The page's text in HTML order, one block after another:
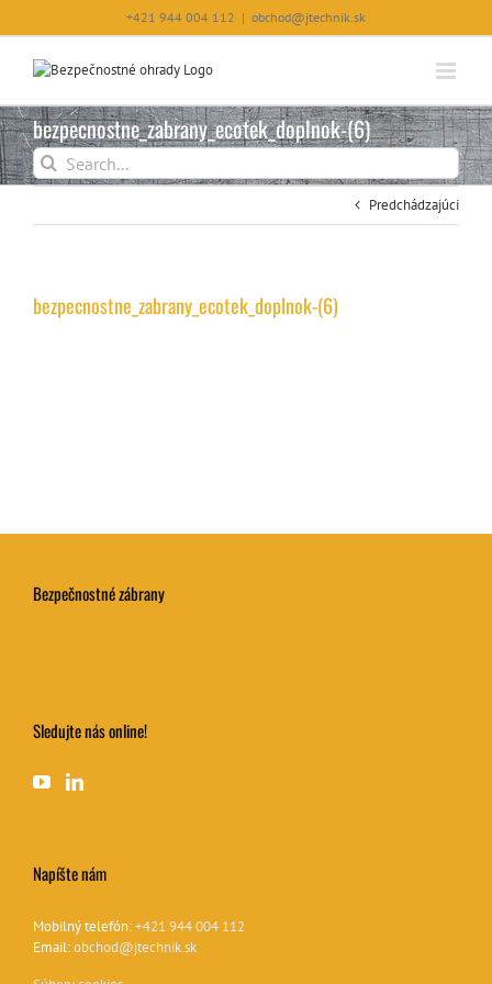
+421 944 004 112 | obchod@jtechnik.sk
bezpecnostne_zabrany_ecotek_doplnok-(6)
Výsledky
vyhľadávania
pre:
Predchádzajúci
bezpecnostne_zabrany_ecotek_doplnok-(6)
Bezpečnostné zábrany
Sledujte nás online!
Napíšte nám
Mobilný telefón:+421 944 004 112
Email:obchod@jtechnik.sk